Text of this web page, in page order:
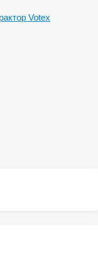
Votex